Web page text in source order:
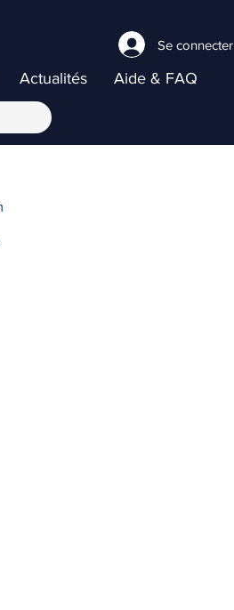
Se connecter
Actualités Aide & FAQ